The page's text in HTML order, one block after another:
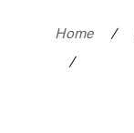
Home /
/